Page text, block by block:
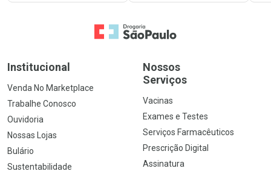
Ir para a Home
Institucional
Venda No Marketplace
Trabalhe Conosco
Ouvidoria
Nossas Lojas
Bulário
Sustentabilidade
Nossos
Serviços
Vacinas
Exames e Testes
Serviços Farmacêuticos
Prescrição Digital
Assinatura